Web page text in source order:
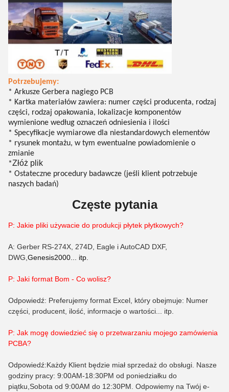
Potrzebujemy:
* Arkusze Gerbera nagiego PCB
* Kartka materiałów zawiera: numer części producenta, rodzaj
części, rodzaj opakowania, lokalizacje komponentów
wymienione według oznaczeń odniesienia i ilości
* Specyfikacje wymiarowe dla niestandardowych elementów
* rysunek montażu, w tym ewentualne powiadomienie o
zmianie
*Złóż plik
* Ostateczne procedury badawcze (jeśli klient potrzebuje
naszych badań)
Częste pytania
P: Jakie pliki używacie do produkcji płytek płytkowych?
A: Gerber RS-274X, 274D, Eagle i AutoCAD DXF,
DWG, Genesis2000... itp.
P: Jaki format Bom - Co wolisz?
Odpowiedź: Preferujemy format Excel, który obejmuje: Numer
części, producent, ilość, informacje o wartości... itp.
P: Jak mogę dowiedzieć się o przetwarzaniu mojego zamówienia
PCBA?
Odpowiedź:Każdy Klient będzie miał sprzedaż do obsługi. Nasze
godziny pracy: 9:00AM-18:30PM od poniedziałku do
piątku,Sobota od 9:00AM do 12:30PM. Odpowiemy na Twój e-